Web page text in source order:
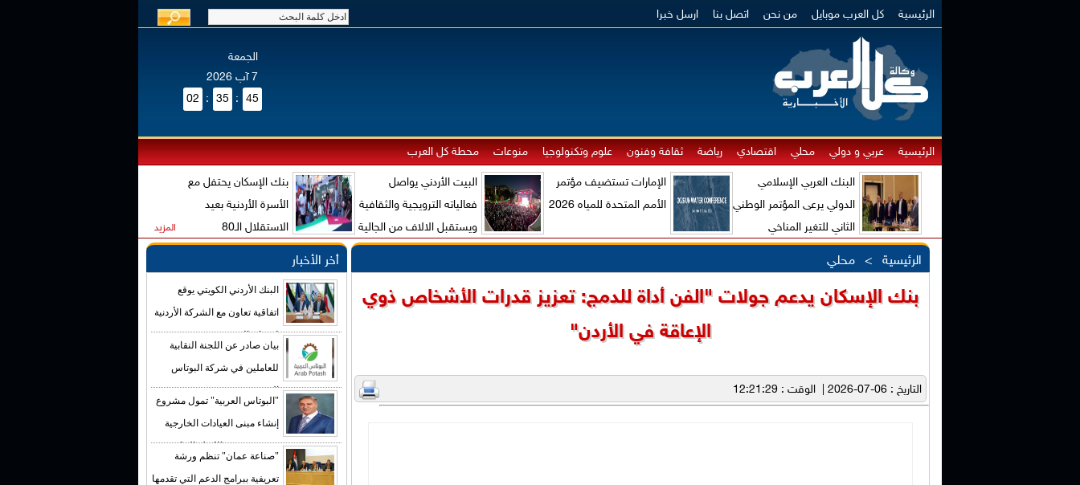
الرئيسية كل العرب موبايل من نحن اتصل بنا ارسل خبرا
الجمعة
7 آب 2026
02 : 35 : 45
الرئيسية عربي و دولي محلي اقتصادي رياضة ثقافة وفنون علوم وتكنولوجيا منوعات محطة كل العرب
البنك العربي الإسلامي
الدولي يرعى المؤتمر الوطني
الثاني للتغير المناخي
الإمارات تستضيف مؤتمر
الأمم المتحدة للمياه 2026
البيت الأردني يواصل
فعالياته الترويجية والثقافية
ويستقبل الالاف من الجالية
بنك الإسكان يحتفل مع
الأسرة الأردنية بعيد
الاستقلال الـ80
المزيد
الرئيسية > محلي
بنك الإسكان يدعم جولات "الفن أداة للدمج: تعزيز قدرات الأشخاص ذوي
الإعاقة في الأردن"
التاريخ : 06-07-2026 | الوقت : 12:21:29
أخر الأخبار
البنك الأردني الكويتي يوقع
اتفاقية تعاون مع الشركة الأردنية
لضمان القروض
بيان صادر عن اللجنة النقابية
للعاملين في شركة البوتاس
العربية
"البوتاس العربية" تمول مشروع
إنشاء مبنى العيادات الخارجية
في مستشفى الكرك الحكومي
بكلفة تصل إلى (4) ملايين دينار
"صناعة عمان" تنظم ورشة
تعريفية ببرامج الدعم التي تقدمها